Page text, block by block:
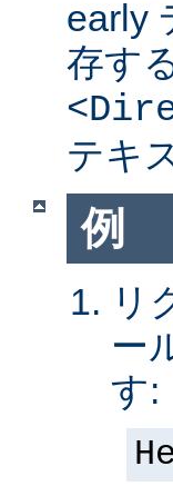
early
存す
テキ
例
リ
ー
す: